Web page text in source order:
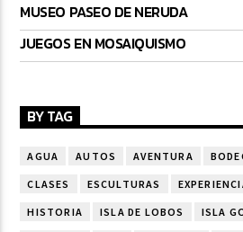
MUSEO PASEO DE NERUDA
JUEGOS EN MOSAIQUISMO
BY TAG
AGUA AUTOS AVENTURA
CLASES ESCULTURAS
HISTORIA ISLA DE LOBOS ISLA